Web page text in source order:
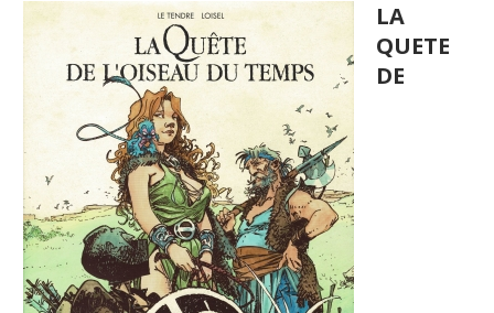
LA
QUETE
DE